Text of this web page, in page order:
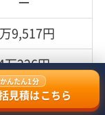
9,517円
万226円
2,815円
かんたん1分
見積はこちら